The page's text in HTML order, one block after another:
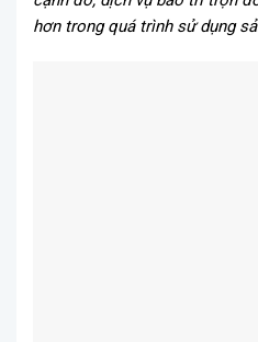
hơn trong quá trình sử dụng